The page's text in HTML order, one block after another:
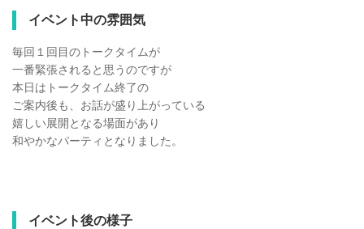
イベント中の雰囲気
毎回１回目のトークタイムが
一番緊張されると思うのですが
本日はトークタイム終了の
ご案内後も、お話が盛り上がっている
嬉しい展開となる場面があり
和やかなパーティとなりました。
イベント後の様子